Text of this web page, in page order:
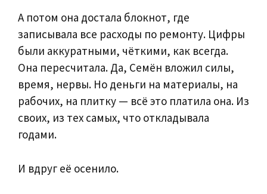
А потом она достала блокнот, где
записывала все расходы по ремонту. Цифры
были аккуратными, чёткими, как всегда.
Она пересчитала. Да, Семён вложил силы,
время, нервы. Но деньги на материалы, на
рабочих, на плитку — всё это платила она. Из
своих, из тех самых, что откладывала
годами.
И вдруг её осенило.